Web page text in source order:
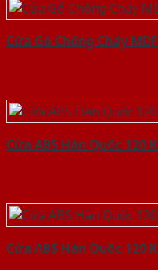
Cửa Gỗ Chống Cháy
Cửa ABS Hàn Quốc 120
Cửa ABS Hàn Quốc 120